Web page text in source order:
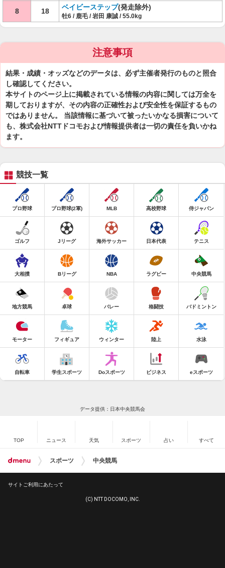
8 18 ベイビーステップ(発走除外)
牡6 / 鹿毛 / 岩田 康誠 / 55.0kg
注意事項
結果・成績・オッズなどのデータは、必ず主催者発行のものと照合
し確認してください。
本サイトのページ上に掲載されている情報の内容に関しては万全を
期しておりますが、その内容の正確性および安全性を保証するもの
ではありません。 当該情報に基づいて被ったいかなる損害について
も、株式会社NTTドコモおよび情報提供者は一切の責任を負いかね
ます。
競技一覧
プロ野球 プロ野球(2軍) MLB 高校野球 侍ジャパン
ゴルフ Jリーグ 海外サッカー 日本代表 テニス
大相撲 Bリーグ NBA ラグビー 中央競馬
地方競馬 卓球 バレー 格闘技 バドミントン
モーター フィギュア ウィンター 陸上 水泳
自転車 学生スポーツ Doスポーツ ビジネス eスポーツ
データ提供：日本中央競馬会
TOP ニュース 天気 スポーツ 占い すべて
スポーツ 中央競馬
サイトご利用にあたって
(C) NTT DOCOMO, INC.